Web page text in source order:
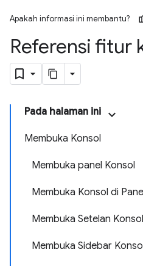
Apakah informasi ini membantu?
Referensi fitur
Pada halaman ini
Membuka Konsol
Membuka panel Konsol
Membuka Konsol di
Membuka Setelan Konsol
Membuka Sidebar